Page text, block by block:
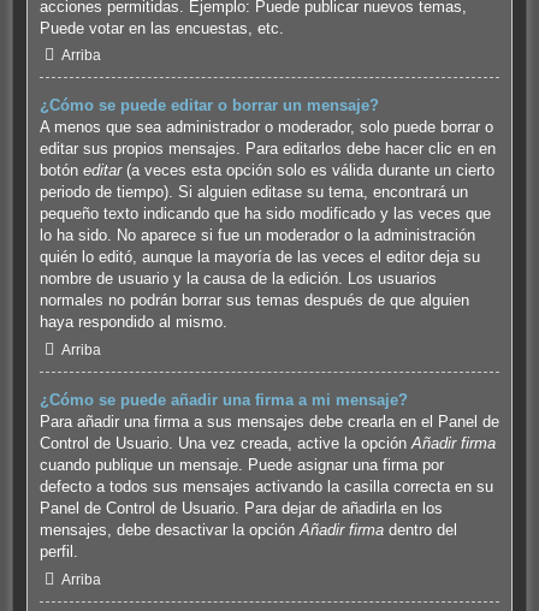
acciones permitidas. Ejemplo: Puede publicar nuevos temas,
Puede votar en las encuestas, etc.
Arriba
¿Cómo se puede editar o borrar un mensaje?
A menos que sea administrador o moderador, solo puede borrar o
editar sus propios mensajes. Para editarlos debe hacer clic en en
botón editar(a veces esta opción solo es válida durante un cierto
periodo de tiempo). Si alguien editase su tema, encontrará un
pequeño texto indicando que ha sido modificado y las veces que
lo ha sido. No aparece si fue un moderador o la administración
quién lo editó, aunque la mayoría de las veces el editor deja su
nombre de usuario y la causa de la edición. Los usuarios
normales no podrán borrar sus temas después de que alguien
haya respondido al mismo.
Arriba
¿Cómo se puede añadir una firma a mi mensaje?
Para añadir una firma a sus mensajes debe crearla en el Panel de
Control de Usuario. Una vez creada, active la opciónAñadir firma
cuando publique un mensaje. Puede asignar una firma por
defecto a todos sus mensajes activando la casilla correcta en su
Panel de Control de Usuario. Para dejar de añadirla en los
mensajes, debe desactivar la opciónAñadir firmadentro del
perfil.
Arriba